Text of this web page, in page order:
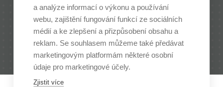
BRNO UNIVERSITY OF TECHNOLOGY
Antonínská 548/1 | 602 00 Brno | Czech Republic |
www.vut.cz
Contact: media@vut.cz
a analýze informací o výkonu a používání
webu, zajištění fungování funkcí ze sociálních
médií a ke zlepšení a přizpůsobení obsahu a
reklam. Se souhlasem můžeme také předávat
marketingovým platformám některé osobní
údaje pro marketingové účely.
Zjistit více